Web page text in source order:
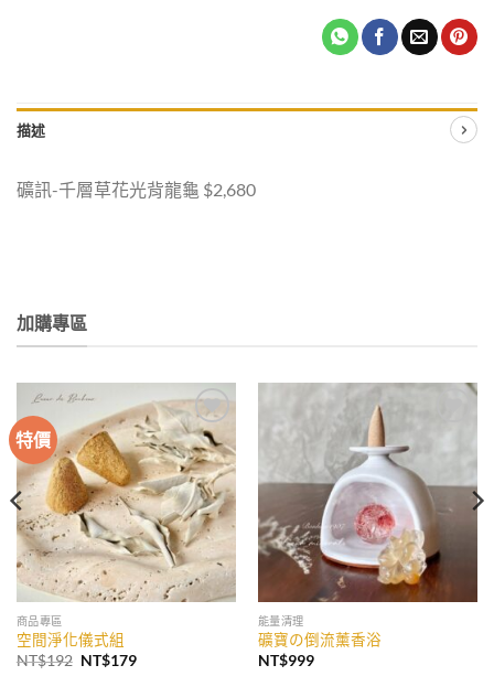
描述
礦訊-千層草花光背龍龜 $2,680
加購專區
特價
加入
收藏
商品專區
空間淨化儀式組
NT$192 原
NT$179目
收藏
能量清理
礦寶の倒流薰香浴
NT$999